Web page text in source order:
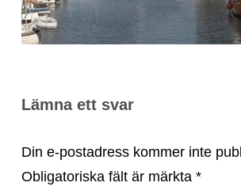
Lämna ett svar
Din e-postadress kommer inte
Obligatoriska fält är märkta *